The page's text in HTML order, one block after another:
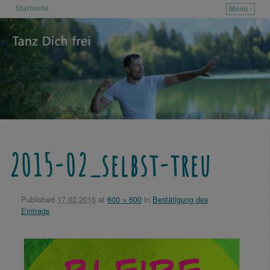
Startseite
Menü ↓
Zum Inhalt wechseln
Zum sekundären Inhalt wechseln
2015-02_selbst-treu
Published 17.02.2015 at 600 × 600 in Bestätigung des
Eintrags